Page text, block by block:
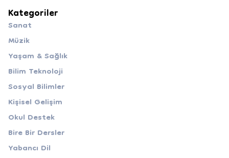
Kategoriler
Sanat
Müzik
Yaşam & Sağlık
Bilim Teknoloji
Sosyal Bilimler
Kişisel Gelişim
Okul Destek
Bire Bir Dersler
Yabancı Dil